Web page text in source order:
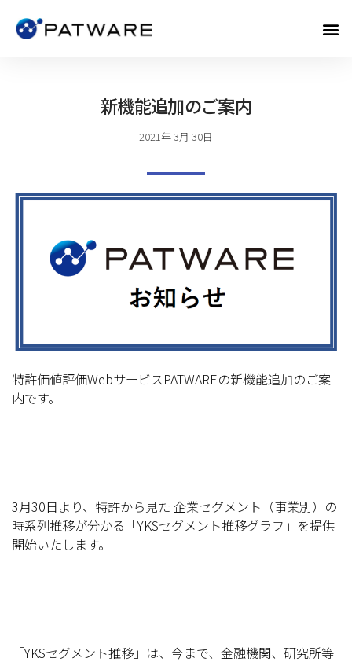
新機能追加のご案内
2021年 3月 30日
特許価値評価WebサービスPATWAREの新機能追加のご案
内です。
3月30日より、特許から見た 企業セグメント（事業別）の
時系列推移が分かる「YKSセグメント推移グラフ」を提供
開始いたします。
「YKSセグメント推移」は、今まで、金融機関、研究所等